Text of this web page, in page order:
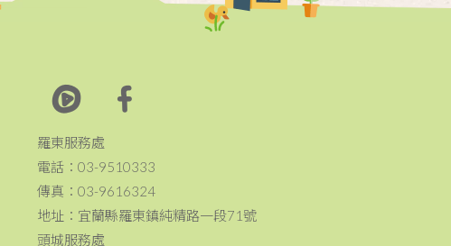
羅東服務處
電話：03-9510333
傳真：03-9616324
地址：宜蘭縣羅東鎮純精路一段71號
頭城服務處